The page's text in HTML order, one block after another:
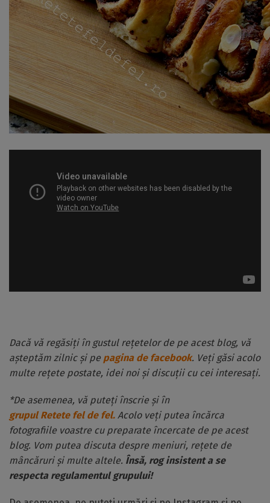
Dacă vă regăsiți în gustul rețetelor de pe acest blog, vă
așteptăm zilnic și pe pagina de facebook. Veți găsi acolo
multe rețete postate, idei noi și discuții cu cei interesați.
*De asemenea, vă puteți înscrie și în
grupul Retete fel de fel. Acolo veți putea încărca
fotografiile voastre cu preparate încercate de pe acest
blog. Vom putea discuta despre meniuri, rețete de
mâncăruri și multe altele. Însă, rog insistent a se
respecta regulamentul grupului!